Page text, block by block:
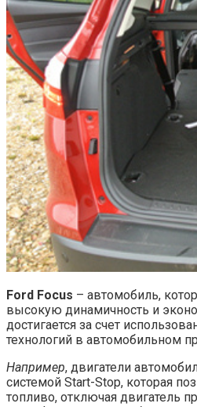
Ford Focus – автомобиль,
высокую динамичность и
достигается за счет
технологий в автомобильном
Например, двигатели
системой Start-Stop, которая
топливо, отключая двигатель